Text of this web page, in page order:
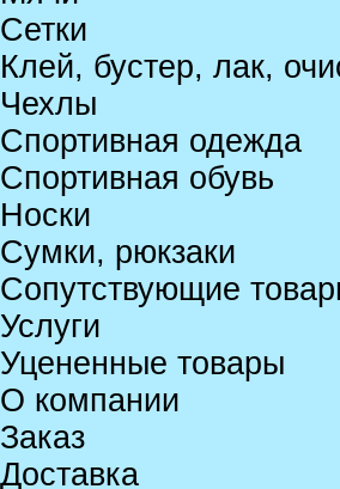
Сетки
Клей, бустер, лак,
Чехлы
Спортивная одежда
Спортивная обувь
Носки
Сумки, рюкзаки
Сопутствующие
Услуги
Уцененные товары
О компании
Заказ
Доставка